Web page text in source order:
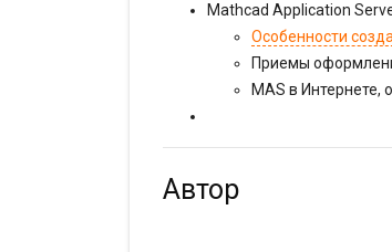
Mathcad Application
Особенности
Приемы
MAS в Интернете,
Автор